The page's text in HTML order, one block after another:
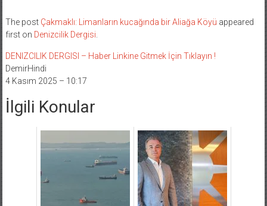
The post Çakmaklı: Limanların kucağında bir Aliağa Köyü appeared
first on Denizcilik Dergisi
DENIZCILIK DERGISI – Haber Linkine Gitmek İçin Tıklayın !
DemirHindi
4 Kasım 2025 – 10:17
İlgili Konular